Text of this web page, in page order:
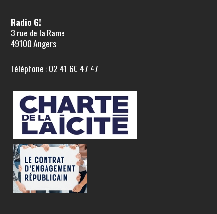
Radio G!
3 rue de la Rame
49100 Angers
Téléphone : 02 41 60 47 47